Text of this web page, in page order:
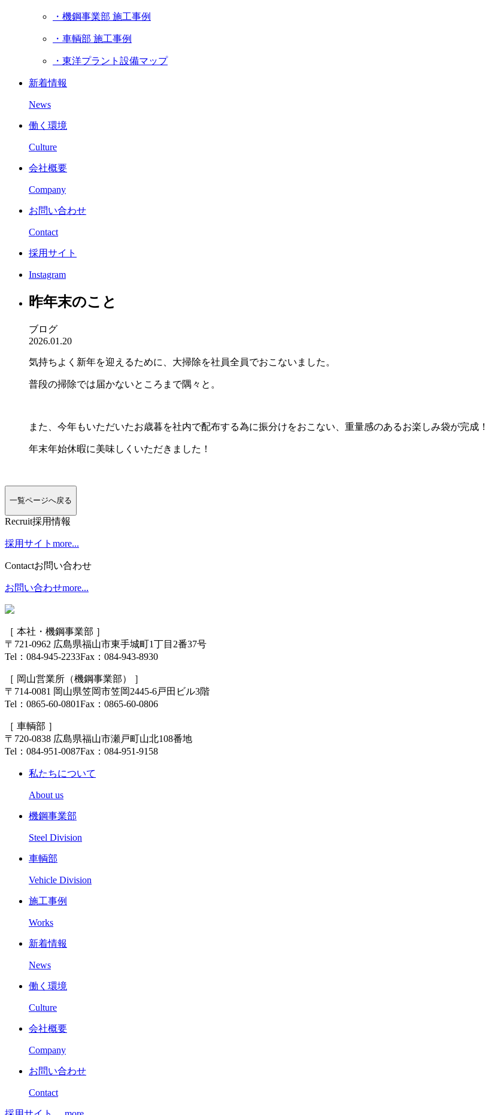
・機鋼事業部 施工事例
・車輌部 施工事例
・東洋プラント設備マップ
新着情報
News
働く環境
Culture
会社概要
Company
お問い合わせ
Contact
採用サイト
Instagram
昨年末のこと
ブログ
2026.01.20
気持ちよく新年を迎えるために、大掃除を社員全員でおこないました。
普段の掃除では届かないところまで隅々と。
また、今年もいただいたお歳暮を社内で配布する為に振分けをおこない、重量感のあるお楽しみ袋が完成！
年末年始休暇に美味しくいただきました！
一覧ページへ戻る
Recruit採用情報
採用サイト more...
Contactお問い合わせ
お問い合わせmore...
［ 本社・機鋼事業部 ］
〒721-0962 広島県福山市東手城町1丁目2番37号
Tel：084-945-2233Fax：084-943-8930
［ 岡山営業所（機鋼事業部） ］
〒714-0081 岡山県笠岡市笠岡2445-6戸田ビル3階
Tel：0865-60-0801Fax：0865-60-0806
［ 車輌部 ］
〒720-0838 広島県福山市瀬戸町山北108番地
Tel：084-951-0087Fax：084-951-9158
私たちについて
About us
機鋼事業部
Steel Division
車輌部
Vehicle Division
施工事例
Works
新着情報
News
働く環境
Culture
会社概要
Company
お問い合わせ
Contact